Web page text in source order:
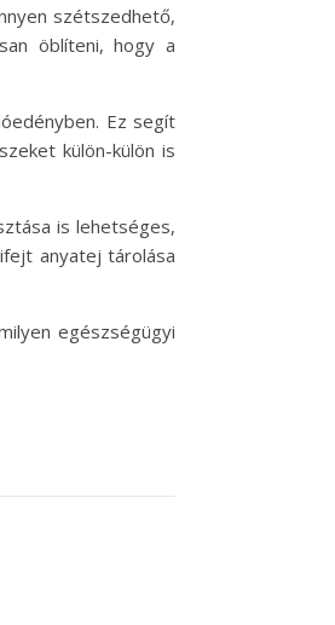
szétszedhető,
öblíteni, hogy a
Ez segít
külön-külön is
is lehetséges,
anyatej tárolása
egészségügyi